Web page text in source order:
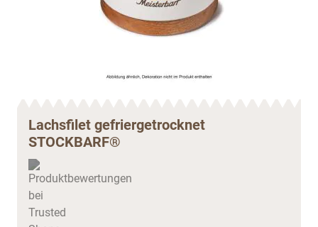
Lachsfilet gefriergetrocknet
STOCKBARF®